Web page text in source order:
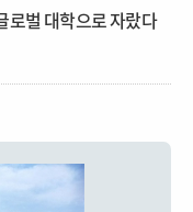
벌 대학으로 자랐다